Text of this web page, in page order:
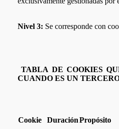
Nivel 3: Se corresponde con
TABLA DE COOKIES
CUANDO ES UN
Cookie DuraciónPropósito